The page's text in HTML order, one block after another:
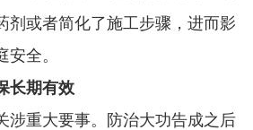
剂或者简化了施工步骤，进而影
全。
长期有效
涉重大要事。防治大功告成之后